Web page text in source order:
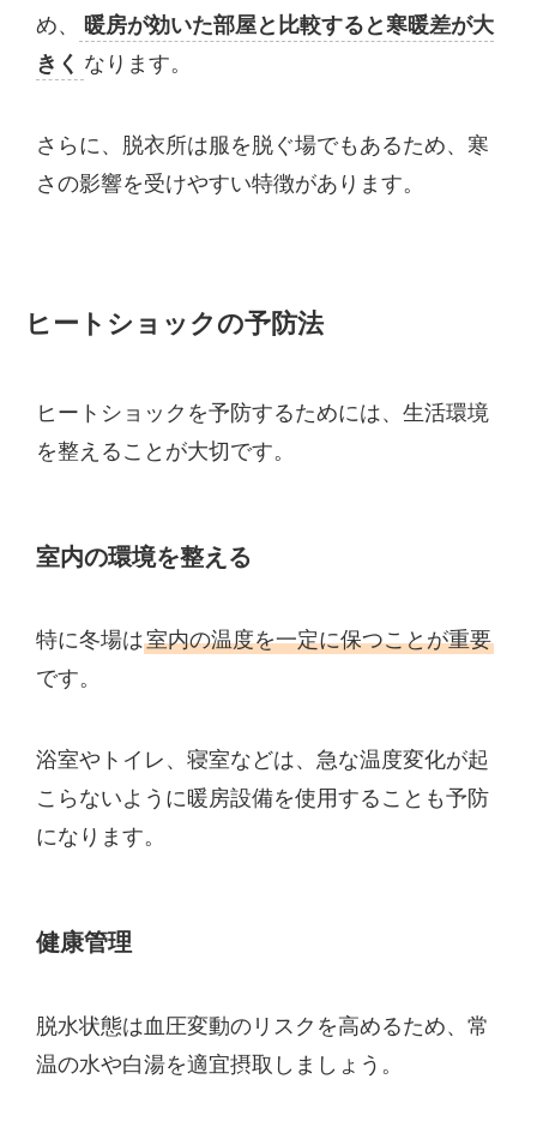
め、
暖房が効いた部屋と比較すると寒暖差が大
きく なります。
さらに、脱衣所は服を脱ぐ場でもあるため、寒
さの影響を受けやすい特徴があります。
ヒートショックの予防法
ヒートショックを予防するためには、生活環境
を整えることが大切です。
室内の環境を整える
特に冬場は室内の温度を一定に保つことが重要
です。
浴室やトイレ、寝室などは、急な温度変化が起
こらないように暖房設備を使用することも予防
になります。
健康管理
脱水状態は血圧変動のリスクを高めるため、常
温の水や白湯を適宜摂取しましょう。